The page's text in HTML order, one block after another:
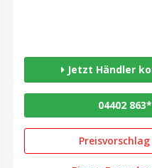
Jetzt Händler
04402